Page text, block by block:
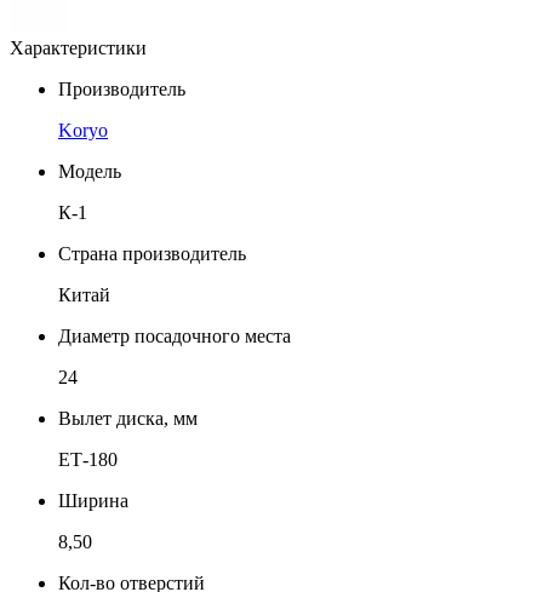
Характеристики
Производитель
Koryo
Модель
К-1
Страна производитель
Китай
Диаметр посадочного места
24
Вылет диска, мм
ЕТ-180
Ширина
8,50
Кол-во отверстий